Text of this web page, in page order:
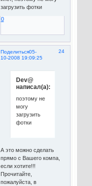
загрузить фотки
0
Поделиться 24
05-
10-2008 19:09:25
Dev@
написал(а):
поэтому не
могу
загрузить
фотки
А это можно сделать
прямо с Вашего компа,
если хотите!!!
Прочитайте,
пожалуйста, в